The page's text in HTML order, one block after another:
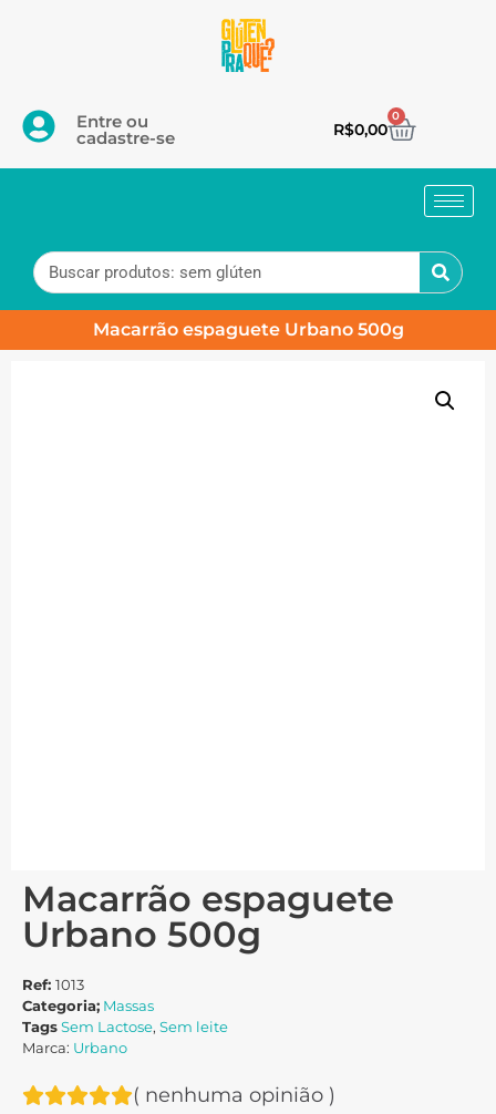
Entre ou
cadastre-se R$0,00
0
Macarrão espaguete Urbano 500g
Macarrão espaguete
Urbano 500g
Ref: 1013
Categoria; Massas
TagsSem Lactose, Sem leite
Marca: Urbano
( nenhuma opinião )